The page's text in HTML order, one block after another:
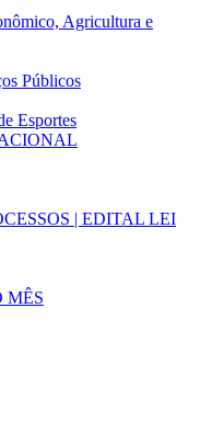
Agricultura e
Públicos
Esportes
| EDITAL LEI
MÊS